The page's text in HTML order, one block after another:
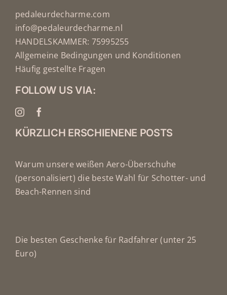
pedaleurdecharme.com
info@pedaleurdecharme.nl
HANDELSKAMMER: 75995255
Allgemeine Bedingungen und Konditionen
Häufig gestellte Fragen
FOLLOW US VIA:
KÜRZLICH ERSCHIENENE POSTS
Warum unsere weißen Aero-Überschuhe
(personalisiert) die beste Wahl für Schotter- und
Beach-Rennen sind
Die besten Geschenke für Radfahrer (unter 25
Euro)